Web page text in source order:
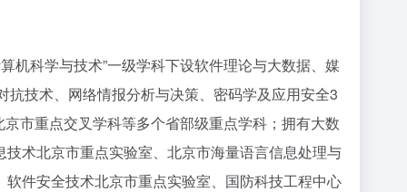
机科学与技术”一级学科下设软件理论与大数据、媒
抗技术、网络情报分析与决策、密码学及应用安全3
市重点交叉学科等多个省部级重点学科；拥有大数
术北京市重点实验室、北京市海量语言信息处理与
件安全技术北京市重点实验室、国防科技工程中心